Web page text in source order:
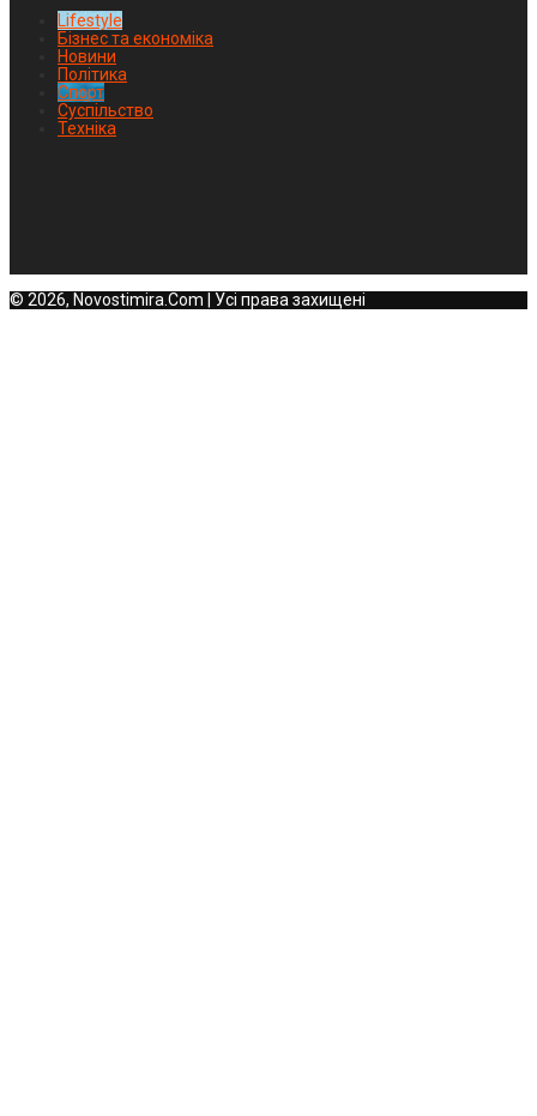
Lifestyle
Бізнес та економіка
Новини
Політика
Спорт
Суспільство
Техніка
© 2026, Novostimira.Com | Усі права захищені